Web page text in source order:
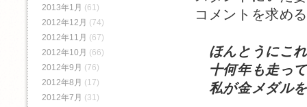
コメントを求め
ほんとうにこ
十何年も走っ
私が金メダル
2013年1月 (61)
2012年12月 (74)
2012年11月 (67)
2012年10月 (66)
2012年9月 (76)
2012年8月 (17)
2012年7月 (31)